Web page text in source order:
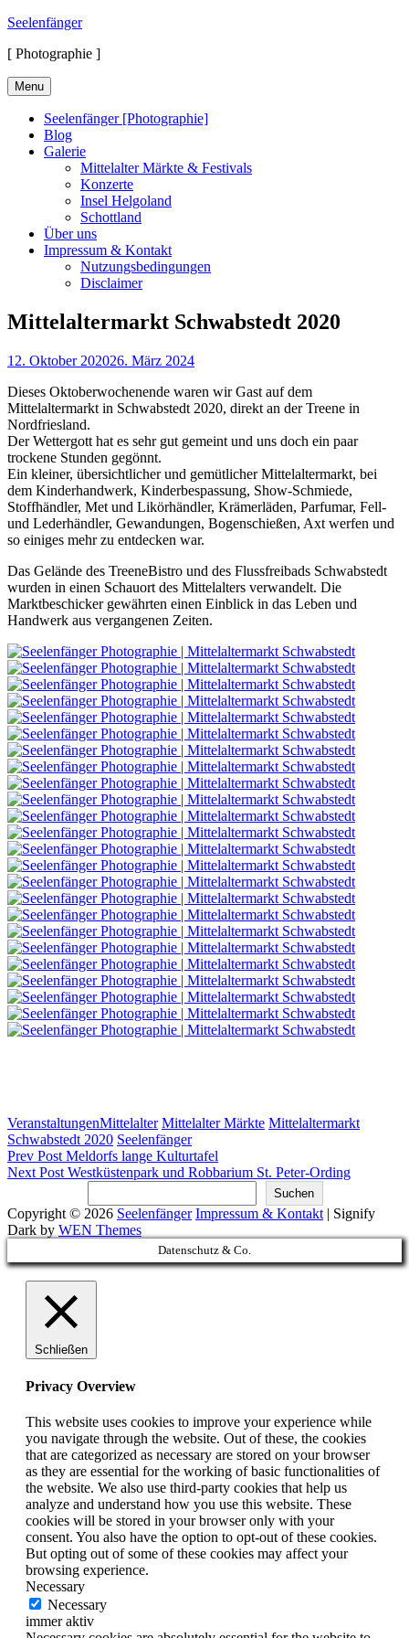
Skip
content
Seelenfänger
[ Photographie ]
Menu
Seelenfänger [Photographie]
Blog
Galerie
Mittelalter Märkte & Festivals
Konzerte
Insel Helgoland
Schottland
Über uns
Impressum & Kontakt
Nutzungsbedingungen
Disclaimer
Mittelaltermarkt Schwabstedt 2020
Posted
12. Oktober 202026. März 2024
Dieses Oktoberwochenende waren wir Gast auf dem
Mittelaltermarkt in Schwabstedt 2020, direkt an der Treene in
Nordfriesland.
Der Wettergott hat es sehr gut gemeint und uns doch ein paar
trockene Stunden gegönnt.
Ein kleiner, übersichtlicher und gemütlicher Mittelaltermarkt, bei
dem Kinderhandwerk, Kinderbespassung, Show-Schmiede,
Stoffhändler, Met und Likörhändler, Krämerläden, Parfumar, Fell-
und Lederhändler, Gewandungen, Bogenschießen, Axt werfen und
so einiges mehr zu entdecken war.
Das Gelände des TreeneBistro und des Flussfreibads Schwabstedt
wurden in einen Schauort des Mittelalters verwandelt. Die
Marktbeschicker gewährten einen Einblick in das Leben und
Handwerk aus vergangenen Zeiten.
Categories
VeranstaltungenTags,
Mittelalter Mittelalter Märkte Mittelaltermarkt
Schwabstedt 2020 Seelenfänger
Beitragsnavigation
Previous
Post
Prev Post Meldorfs lange Kulturtafel
Next
Next Post Westküstenpark und Robbarium St. Peter-Ording
Suchen
Copyright © 2026 Seelenfänger Impressum & Kontakt | Signify
Dark by WEN Themes
Scroll
Up
Datenschutz & Co.
Schließen
Privacy Overview
This website uses cookies to improve your experience while
you navigate through the website. Out of these, the cookies
that are categorized as necessary are stored on your browser
as they are essential for the working of basic functionalities of
the website. We also use third-party cookies that help us
analyze and understand how you use this website. These
cookies will be stored in your browser only with your
consent. You also have the option to opt-out of these cookies.
But opting out of some of these cookies may affect your
browsing experience.
Necessary
Necessary
immer aktiv